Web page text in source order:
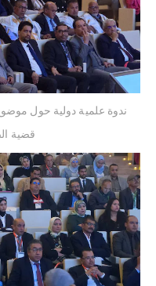
ندوة علمية دولية حول
قضية